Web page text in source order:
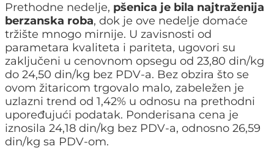
Prethodne nedelje, pšenica je bila najtraženija
berzanska roba, dok je ove nedelje domaće
tržište mnogo mirnije. U zavisnosti od
parametara kvaliteta i pariteta, ugovori su
zaključeni u cenovnom opsegu od 23,80 din/kg
do 24,50 din/kg bez PDV-a. Bez obzira što se
ovom žitaricom trgovalo malo, zabeležen je
uzlazni trend od 1,42% u odnosu na prethodni
upoređujući podatak. Ponderisana cena je
iznosila 24,18 din/kg bez PDV-a, odnosno 26,59
din/kg sa PDV-om.